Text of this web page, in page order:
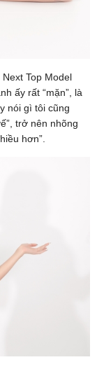
Top Model
ấy rất “mặn”, là
nói gì tôi cũng
trở nên nhõng
hơn”.